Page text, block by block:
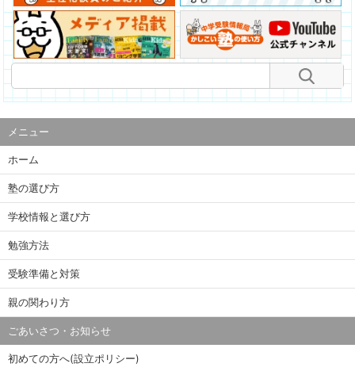
メニュー
ホーム
塾の選び方
学校情報と選び方
勉強方法
受験準備と対策
親の関わり方
ごあいさつ・お知らせ
初めての方へ(設立ポリシー)